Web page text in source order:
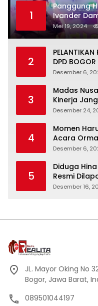
1
Panggung
Ivander
Warga
Mei 19, 2024
2
DPD
KHIDMAT
Desember 6,
3
Madas
Kinerja
Panjang
Desember 24,
4
Momen
Acara
Peci Hitam
Desember 6,
5
Diduga
Resmi
Desember 16,
JL. Mayor Oking No
Bogor, Jawa Barat,
089501044197